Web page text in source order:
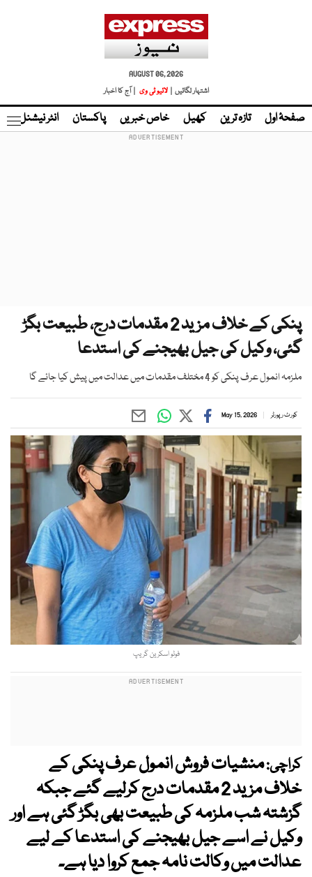
AUGUST 06, 2026
اشتہار لگائیں |
لائیو ٹی وی | آج کا اخبار
صفحۂ اول تازہ ترین کھیل خاص خبریں پاکستان انٹر نیشنل
پنکی کے خلاف مزید 2 مقدمات درج، طبیعت بگڑ
گئی، وکیل کی جیل بھیجنے کی استدعا
ملزمہ انمول عرف پنکی کو 4 مختلف مقدمات میں عدالت میں پیش کیا جائے گا
کورٹ رپورٹر May 15, 2026
فوٹو اسکرین گریپ
کراچی:منشیات فروش انمول عرف پنکی کے
خلاف مزید 2 مقدمات درج کرلیے گئے جبکہ
گزشتہ شب ملزمہ کی طبیعت بھی بگڑ گئی ہے اور
وکیل نے اسے جیل بھیجنے کی استدعا کے لیے
عدالت میں وکالت نامہ جمع کروا دیا ہے۔